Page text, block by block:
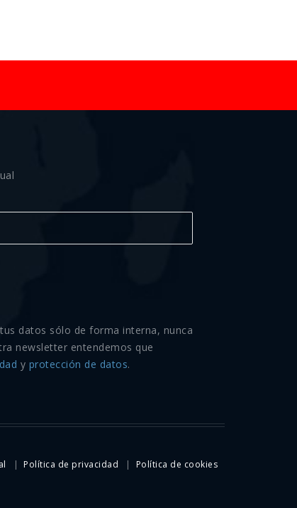
datos sólo de forma interna, nunca
newsletter entendemos que
y protección de datos.
Política de privacidad Política de cookies